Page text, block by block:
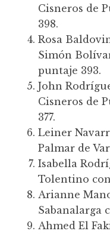
Cisneros de
398.
Rosa
Simón
puntaje 393.
John
Cisneros de
377.
Leiner
Palmar de
Isabella
Tolentino
Arianne
Sabanalarga
Ahmed El